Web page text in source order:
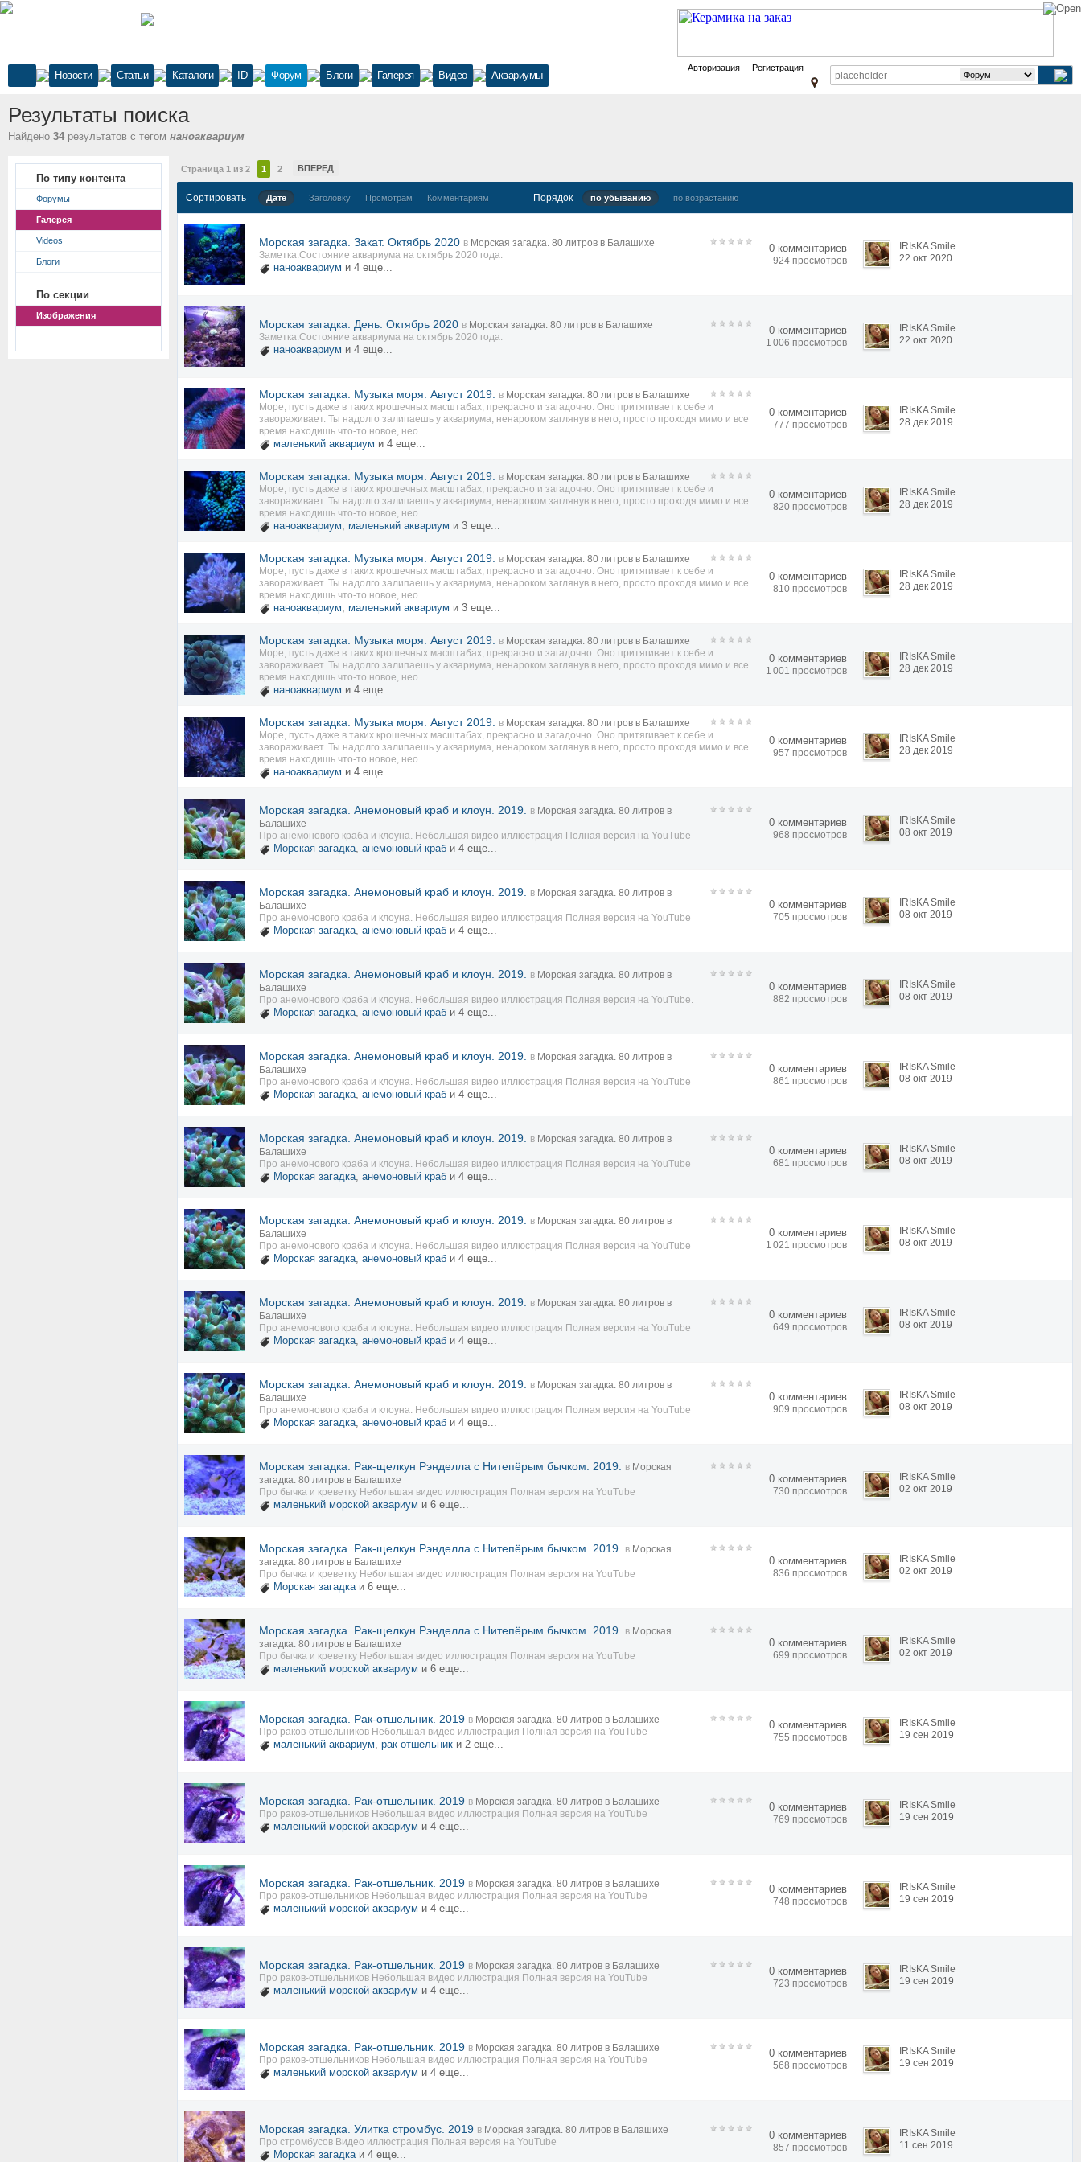
Новости Статьи Каталоги ID Форум Блоги Галерея Видео Аквариумы
Авторизация Регистрация
Результаты поиска
Найдено 34 результатов с тегом наноаквариум
По типу контента
Форумы
Галерея
Videos
Блоги
По секции
Изображения
Страница 1 из 2 1 2 ВПЕРЕД
Сортировать Дате Заголовку Прсмотрам Комментариям Порядок по убыванию по возрастанию
Морская загадка. Закат. Октябрь 2020 в Морская загадка. 80 литров в Балашихе
Заметка.Состояние аквариума на октябрь 2020 года.
наноаквариум и 4 еще...
0 комментариев
924 просмотров
IRIsKA Smile
22 окт 2020
Морская загадка. День. Октябрь 2020 в Морская загадка. 80 литров в Балашихе
Заметка.Состояние аквариума на октябрь 2020 года.
наноаквариум и 4 еще...
0 комментариев
1 006 просмотров
IRIsKA Smile
22 окт 2020
Морская загадка. Музыка моря. Август 2019. в Морская загадка. 80 литров в Балашихе
Море, пусть даже в таких крошечных масштабах, прекрасно и загадочно. Оно притягивает к себе и
завораживает. Ты надолго залипаешь у аквариума, ненароком заглянув в него, просто проходя мимо и все
время находишь что-то новое, нео...
маленький аквариум и 4 еще...
0 комментариев
777 просмотров
IRIsKA Smile
28 дек 2019
Морская загадка. Музыка моря. Август 2019. в Морская загадка. 80 литров в Балашихе
Море, пусть даже в таких крошечных масштабах, прекрасно и загадочно. Оно притягивает к себе и
завораживает. Ты надолго залипаешь у аквариума, ненароком заглянув в него, просто проходя мимо и все
время находишь что-то новое, нео...
наноаквариум, маленький аквариум и 3 еще...
0 комментариев
820 просмотров
IRIsKA Smile
28 дек 2019
Морская загадка. Музыка моря. Август 2019. в Морская загадка. 80 литров в Балашихе
Море, пусть даже в таких крошечных масштабах, прекрасно и загадочно. Оно притягивает к себе и
завораживает. Ты надолго залипаешь у аквариума, ненароком заглянув в него, просто проходя мимо и все
время находишь что-то новое, нео...
наноаквариум, маленький аквариум и 3 еще...
0 комментариев
810 просмотров
IRIsKA Smile
28 дек 2019
Морская загадка. Музыка моря. Август 2019. в Морская загадка. 80 литров в Балашихе
Море, пусть даже в таких крошечных масштабах, прекрасно и загадочно. Оно притягивает к себе и
завораживает. Ты надолго залипаешь у аквариума, ненароком заглянув в него, просто проходя мимо и все
время находишь что-то новое, нео...
наноаквариум и 4 еще...
0 комментариев
1 001 просмотров
IRIsKA Smile
28 дек 2019
Морская загадка. Музыка моря. Август 2019. в Морская загадка. 80 литров в Балашихе
Море, пусть даже в таких крошечных масштабах, прекрасно и загадочно. Оно притягивает к себе и
завораживает. Ты надолго залипаешь у аквариума, ненароком заглянув в него, просто проходя мимо и все
время находишь что-то новое, нео...
наноаквариум и 4 еще...
0 комментариев
957 просмотров
IRIsKA Smile
28 дек 2019
Морская загадка. Анемоновый краб и клоун. 2019. в Морская загадка. 80 литров в
Балашихе
Про анемонового краба и клоуна. Небольшая видео иллюстрация Полная версия на YouTube
Морская загадка, анемоновый краб и 4 еще...
0 комментариев
968 просмотров
IRIsKA Smile
08 окт 2019
Морская загадка. Анемоновый краб и клоун. 2019. в Морская загадка. 80 литров в
Балашихе
Про анемонового краба и клоуна. Небольшая видео иллюстрация Полная версия на YouTube
Морская загадка, анемоновый краб и 4 еще...
0 комментариев
705 просмотров
IRIsKA Smile
08 окт 2019
Морская загадка. Анемоновый краб и клоун. 2019. в Морская загадка. 80 литров в
Балашихе
Про анемонового краба и клоуна. Небольшая видео иллюстрация Полная версия на YouTube.
Морская загадка, анемоновый краб и 4 еще...
0 комментариев
882 просмотров
IRIsKA Smile
08 окт 2019
Морская загадка. Анемоновый краб и клоун. 2019. в Морская загадка. 80 литров в
Балашихе
Про анемонового краба и клоуна. Небольшая видео иллюстрация Полная версия на YouTube
Морская загадка, анемоновый краб и 4 еще...
0 комментариев
861 просмотров
IRIsKA Smile
08 окт 2019
Морская загадка. Анемоновый краб и клоун. 2019. в Морская загадка. 80 литров в
Балашихе
Про анемонового краба и клоуна. Небольшая видео иллюстрация Полная версия на YouTube
Морская загадка, анемоновый краб и 4 еще...
0 комментариев
681 просмотров
IRIsKA Smile
08 окт 2019
Морская загадка. Анемоновый краб и клоун. 2019. в Морская загадка. 80 литров в
Балашихе
Про анемонового краба и клоуна. Небольшая видео иллюстрация Полная версия на YouTube
Морская загадка, анемоновый краб и 4 еще...
0 комментариев
1 021 просмотров
IRIsKA Smile
08 окт 2019
Морская загадка. Анемоновый краб и клоун. 2019. в Морская загадка. 80 литров в
Балашихе
Про анемонового краба и клоуна. Небольшая видео иллюстрация Полная версия на YouTube
Морская загадка, анемоновый краб и 4 еще...
0 комментариев
649 просмотров
IRIsKA Smile
08 окт 2019
Морская загадка. Анемоновый краб и клоун. 2019. в Морская загадка. 80 литров в
Балашихе
Про анемонового краба и клоуна. Небольшая видео иллюстрация Полная версия на YouTube
Морская загадка, анемоновый краб и 4 еще...
0 комментариев
909 просмотров
IRIsKA Smile
08 окт 2019
Морская загадка. Рак-щелкун Рэнделла с Нитепёрым бычком. 2019. в Морская
загадка. 80 литров в Балашихе
Про бычка и креветку Небольшая видео иллюстрация Полная версия на YouTube
маленький морской аквариум и 6 еще...
0 комментариев
730 просмотров
IRIsKA Smile
02 окт 2019
Морская загадка. Рак-щелкун Рэнделла с Нитепёрым бычком. 2019. в Морская
загадка. 80 литров в Балашихе
Про бычка и креветку Небольшая видео иллюстрация Полная версия на YouTube
Морская загадка и 6 еще...
0 комментариев
836 просмотров
IRIsKA Smile
02 окт 2019
Морская загадка. Рак-щелкун Рэнделла с Нитепёрым бычком. 2019. в Морская
загадка. 80 литров в Балашихе
Про бычка и креветку Небольшая видео иллюстрация Полная версия на YouTube
маленький морской аквариум и 6 еще...
0 комментариев
699 просмотров
IRIsKA Smile
02 окт 2019
Морская загадка. Рак-отшельник. 2019 в Морская загадка. 80 литров в Балашихе
Про раков-отшельников Небольшая видео иллюстрация Полная версия на YouTube
маленький аквариум, рак-отшельник и 2 еще...
0 комментариев
755 просмотров
IRIsKA Smile
19 сен 2019
Морская загадка. Рак-отшельник. 2019 в Морская загадка. 80 литров в Балашихе
Про раков-отшельников Небольшая видео иллюстрация Полная версия на YouTube
маленький морской аквариум и 4 еще...
0 комментариев
769 просмотров
IRIsKA Smile
19 сен 2019
Морская загадка. Рак-отшельник. 2019 в Морская загадка. 80 литров в Балашихе
Про раков-отшельников Небольшая видео иллюстрация Полная версия на YouTube
маленький морской аквариум и 4 еще...
0 комментариев
748 просмотров
IRIsKA Smile
19 сен 2019
Морская загадка. Рак-отшельник. 2019 в Морская загадка. 80 литров в Балашихе
Про раков-отшельников Небольшая видео иллюстрация Полная версия на YouTube
маленький морской аквариум и 4 еще...
0 комментариев
723 просмотров
IRIsKA Smile
19 сен 2019
Морская загадка. Рак-отшельник. 2019 в Морская загадка. 80 литров в Балашихе
Про раков-отшельников Небольшая видео иллюстрация Полная версия на YouTube
маленький морской аквариум и 4 еще...
0 комментариев
568 просмотров
IRIsKA Smile
19 сен 2019
Морская загадка. Улитка стромбус. 2019 в Морская загадка. 80 литров в Балашихе
Про стромбусов Видео иллюстрация Полная версия на YouTube
Морская загадка и 4 еще...
0 комментариев
857 просмотров
IRIsKA Smile
11 сен 2019